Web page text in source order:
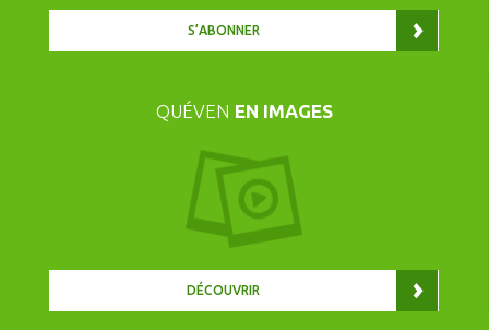
S’ABONNER
QUÉVEN EN IMAGES
DÉCOUVRIR